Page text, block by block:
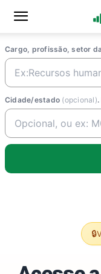
Cargo, profissão, setor
Cidade/estado (opcional)
🔒